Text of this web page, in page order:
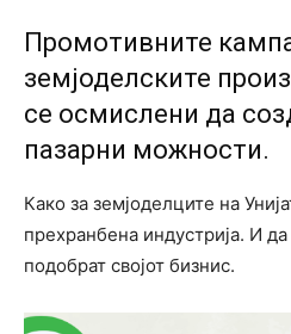
Промотивните
земјоделските
се осмислени да
пазарни можности.
Како за земјоделците на
прехранбена индустрија. И
подобрат својот бизнис.